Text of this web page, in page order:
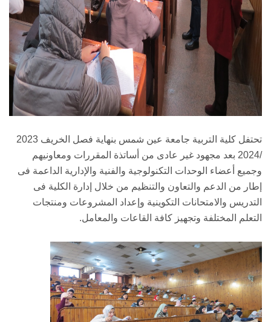
تحتفل كلية التربية جامعة عين شمس بنهاية فصل الخريف 2023
/2024 بعد مجهود غير عادى من أساتذة المقررات ومعاونيهم
وجميع أعضاء الوحدات التكنولوجية والفنية والإدارية الداعمة فى
إطار من الدعم والتعاون والتنظيم من خلال إدارة الكلية فى
التدريس والامتحانات التكوينية وإعداد المشروعات ومنتجات
التعلم المختلفة وتجهيز كافة القاعات والمعامل.